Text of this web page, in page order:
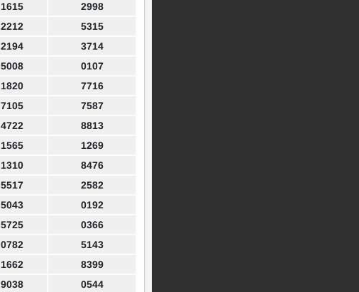
1615
2998
2212
5315
2194
3714
5008
0107
1820
7716
7105
7587
4722
8813
1565
1269
1310
8476
5517
2582
5043
0192
5725
0366
0782
5143
1662
8399
9038
0544